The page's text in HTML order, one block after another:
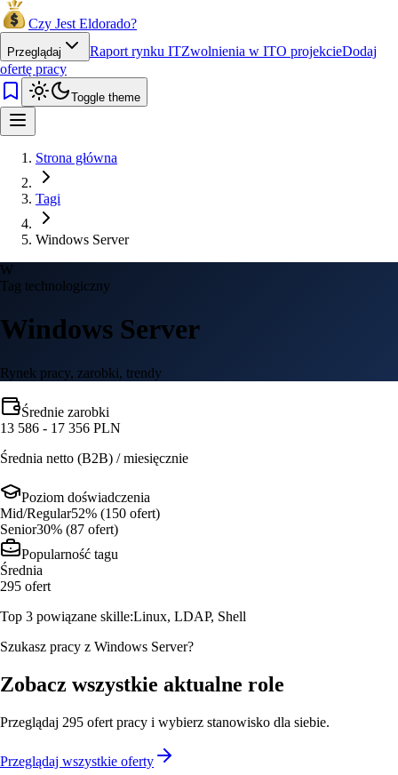
Czy Jest Eldorado?
Przeglądaj Raport rynku ITZwolnienia w ITO projekcieDodaj
ofertę pracy
Toggle theme
Strona główna
Tagi
Windows Server
W
Tag technologiczny
Windows Server
Rynek pracy, zarobki, trendy
Średnie zarobki
13 586 - 17 356 PLN
Średnia netto (B2B) / miesięcznie
Poziom doświadczenia
Mid/Regular52% (150 ofert)
Senior30% (87 ofert)
Popularność tagu
Średnia
295 ofert
Top 3 powiązane skille:Linux, LDAP, Shell
Szukasz pracy z Windows Server?
Zobacz wszystkie aktualne role
Przeglądaj 295 ofert pracy i wybierz stanowisko dla siebie.
Przeglądaj wszystkie oferty